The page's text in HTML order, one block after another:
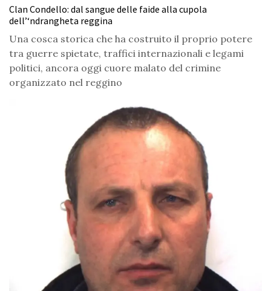
Clan Condello: dal sangue delle faide alla cupola
dell’‘ndrangheta reggina
Una cosca storica che ha costruito il proprio potere
tra guerre spietate, traffici internazionali e legami
politici, ancora oggi cuore malato del crimine
organizzato nel reggino